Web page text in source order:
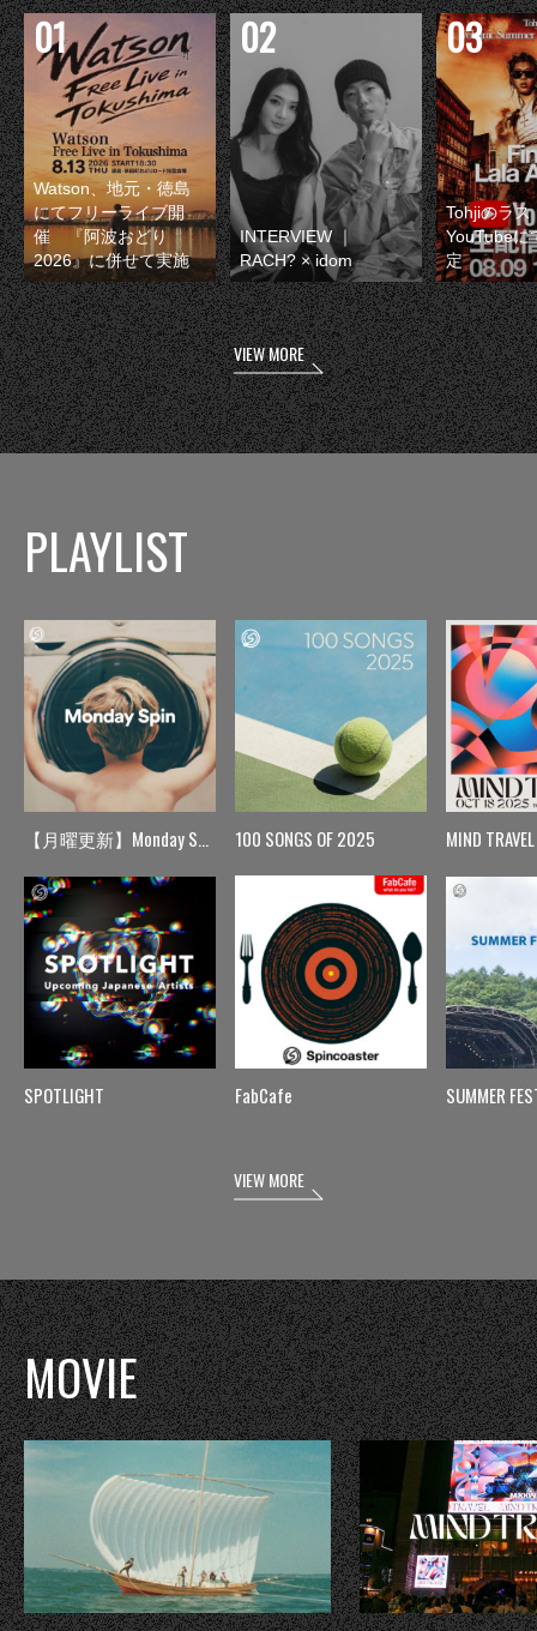
Watson、地元・徳島
にてフリーライブ開
催 『阿波おどり
2026』に併せて実施
INTERVIEW ｜
RACH? × idom
Tohjiのラス
YouTubeに
定
VIEW MORE
PLAYLIST
【月曜更新】Monday Spin
SPOTLIGHT
100 SONGS OF 2025
FabCafe
MIND TRAVEL
SUMMER
VIEW MORE
MOVIE